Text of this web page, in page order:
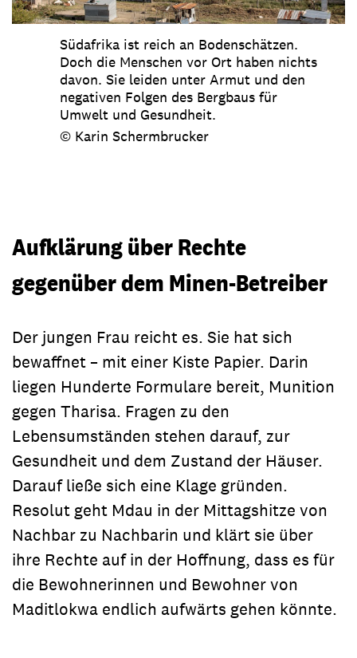
Südafrika ist reich an Bodenschätzen.
Doch die Menschen vor Ort haben nichts
davon. Sie leiden unter Armut und den
negativen Folgen des Bergbaus für
Umwelt und Gesundheit.
© Karin Schermbrucker
Aufklärung über Rechte
gegenüber dem Minen-Betreiber
Der jungen Frau reicht es. Sie hat sich
bewaffnet – mit einer Kiste Papier. Darin
liegen Hunderte Formulare bereit, Munition
gegen Tharisa. Fragen zu den
Lebensumständen stehen darauf, zur
Gesundheit und dem Zustand der Häuser.
Darauf ließe sich eine Klage gründen.
Resolut geht Mdau in der Mittagshitze von
Nachbar zu Nachbarin und klärt sie über
ihre Rechte auf in der Hoffnung, dass es für
die Bewohnerinnen und Bewohner von
Maditlokwa endlich aufwärts gehen könnte.